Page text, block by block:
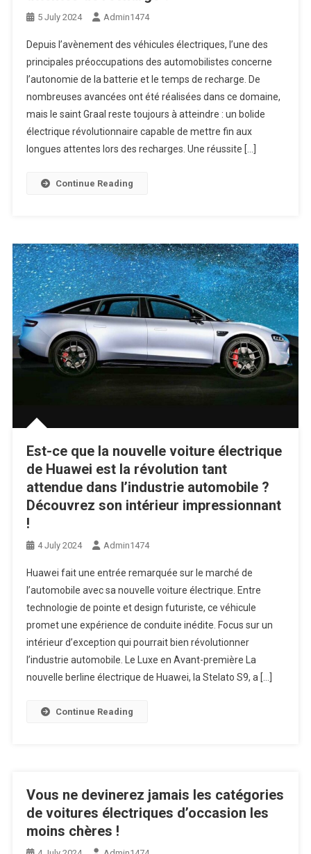
5 July 2024 Admin1474
Depuis l’avènement des véhicules électriques, l’une des
principales préoccupations des automobilistes concerne
l’autonomie de la batterie et le temps de recharge. De
nombreuses avancées ont été réalisées dans ce domaine,
mais le saint Graal reste toujours à atteindre : un bolide
électrique révolutionnaire capable de mettre fin aux
longues attentes lors des recharges. Une réussite […]
Continue Reading
Est-ce que la nouvelle voiture électrique
de Huawei est la révolution tant
attendue dans l’industrie automobile ?
Découvrez son intérieur impressionnant
!
4 July 2024 Admin1474
Huawei fait une entrée remarquée sur le marché de
l’automobile avec sa nouvelle voiture électrique. Entre
technologie de pointe et design futuriste, ce véhicule
promet une expérience de conduite inédite. Focus sur un
intérieur d’exception qui pourrait bien révolutionner
l’industrie automobile. Le Luxe en Avant-première La
nouvelle berline électrique de Huawei, la Stelato S9, a […]
Continue Reading
Vous ne devinerez jamais les catégories
de voitures électriques d’occasion les
moins chères !